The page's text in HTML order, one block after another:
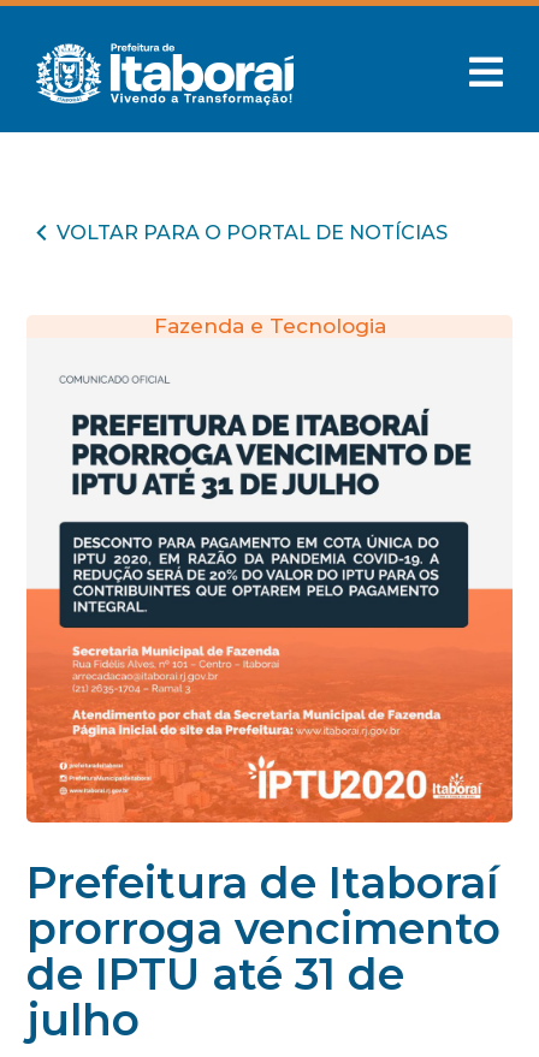
VOLTAR PARA O PORTAL DE NOTÍCIAS
Fazenda e Tecnologia
Prefeitura de Itaboraí
prorroga vencimento
de IPTU até 31 de
julho